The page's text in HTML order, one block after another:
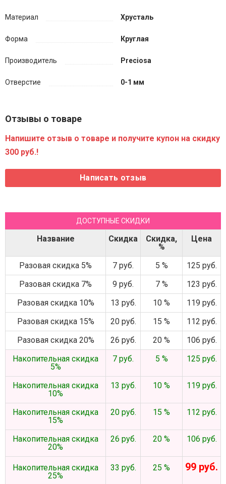
Материал Хрусталь
Форма Круглая
Производитель Preciosa
Отверстие 0-1 мм
Отзывы о товаре
Напишите отзыв о товаре и получите купон на скидку
300 руб.!
ДОСТУПНЫЕ СКИДКИ
Название Скидка
Скидка,
%
Цена
Разовая скидка 5% 7 руб. 5 %
125 руб.
Разовая скидка 7%
9 руб. 7 %
123 руб.
Разовая скидка 10%
13 руб. 10 %
119 руб.
Разовая скидка 15%
20 руб. 15 %
112 руб.
Разовая скидка 20%
26 руб. 20 %
106 руб.
Накопительная скидка
5%
7 руб. 5 % 125 руб.
Накопительная скидка
10%
13 руб. 10 % 119 руб.
Накопительная скидка
15%
20 руб. 15 % 112 руб.
Накопительная скидка
20%
26 руб. 20 % 106 руб.
Накопительная скидка
25%
33 руб. 25 % 99 руб.